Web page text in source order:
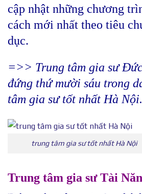
cập nhật những chương
cách mới nhất theo tiêu
dục.
=>> Trung tâm gia sư
đứng thứ mười sáu trong
tâm gia sư tốt nhất Hà Nội.
trung tâm gia sư tốt nhất Hà Nội
Trung tâm gia sư Tài